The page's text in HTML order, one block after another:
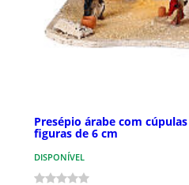
Presépio árabe com
figuras de 6 cm
DISPONÍVEL